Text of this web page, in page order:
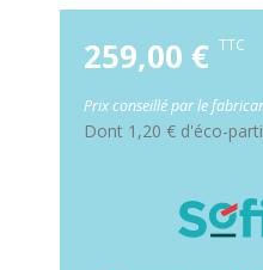
259,00 € TTC
Prix conseillé par le
Dont 1,20 € d'éco-